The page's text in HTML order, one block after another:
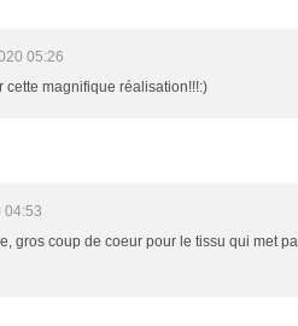
05:26
cette magnifique réalisation!!!:)
04:53
gros coup de coeur pour le tissu qui met